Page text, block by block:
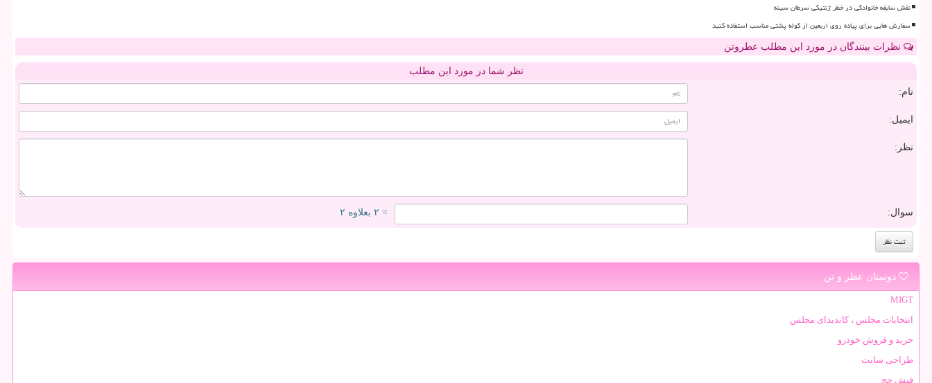
نقش سابقه خانوادگی در خطر ژنتیکی سرطان سینه
سفارش هایی برای پیاده روی اربعین از کوله پشتی مناسب استفاده کنید
نظرات بینندگان در مورد این مطلب عطروتن
نظر شما در مورد این مطلب
نام:
ایمیل:
نظر:
سوال: = ۲ بعلاوه ۲
دوستان عطر و تن
MIGT
انتخابات مجلس ، کاندیدای مجلس
خرید و فروش خودرو
طراحی سایت
فیش حج